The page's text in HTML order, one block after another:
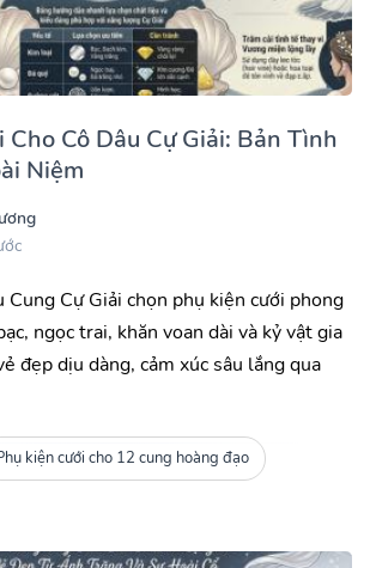
Cho Cô Dâu Cự Giải: Bản Tình
Niệm
Cung Cự Giải chọn phụ kiện cưới phong
ngọc trai, khăn voan dài và kỷ vật gia
đẹp dịu dàng, cảm xúc sâu lắng qua
kiện cưới cho 12 cung hoàng đạo